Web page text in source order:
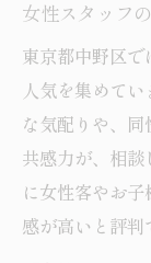
女性スタッフ
東京都中野区
人気を集めて
な気配りや、
共感力が、相
に女性客やお
感が高いと評判